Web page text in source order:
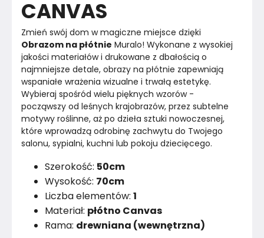
CANVAS
Zmień swój dom w magiczne miejsce dzięki
Obrazom na płótnie Muralo! Wykonane z wysokiej
jakości materiałów i drukowane z dbałością o
najmniejsze detale, obrazy na płótnie zapewniają
wspaniałe wrażenia wizualne i trwałą estetykę.
Wybieraj spośród wielu pięknych wzorów -
począwszy od leśnych krajobrazów, przez subtelne
motywy roślinne, aż po dzieła sztuki nowoczesnej,
które wprowadzą odrobinę zachwytu do Twojego
salonu, sypialni, kuchni lub pokoju dziecięcego.
Szerokość: 50cm
Wysokość: 70cm
Liczba elementów: 1
Materiał: płótno Canvas
Rama: drewniana (wewnętrzna)